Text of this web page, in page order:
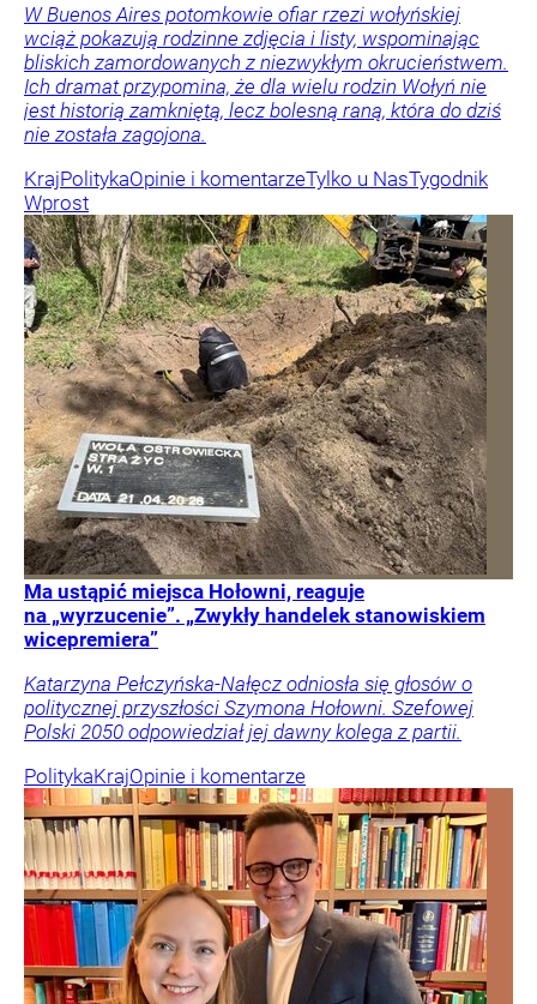
W Buenos Aires potomkowie ofiar rzezi wołyńskiej
wciąż pokazują rodzinne zdjęcia i listy, wspominając
bliskich zamordowanych z niezwykłym okrucieństwem.
Ich dramat przypomina, że dla wielu rodzin Wołyń nie
jest historią zamkniętą, lecz bolesną raną, która do dziś
nie została zagojona.
KrajPolitykaOpinie i komentarzeTylko u NasTygodnik
Wprost
Ma ustąpić miejsca Hołowni, reaguje
na „wyrzucenie”. „Zwykły handelek stanowiskiem
wicepremiera”
Katarzyna Pełczyńska-Nałęcz odniosła się głosów o
politycznej przyszłości Szymona Hołowni. Szefowej
Polski 2050 odpowiedział jej dawny kolega z partii.
PolitykaKrajOpinie i komentarze